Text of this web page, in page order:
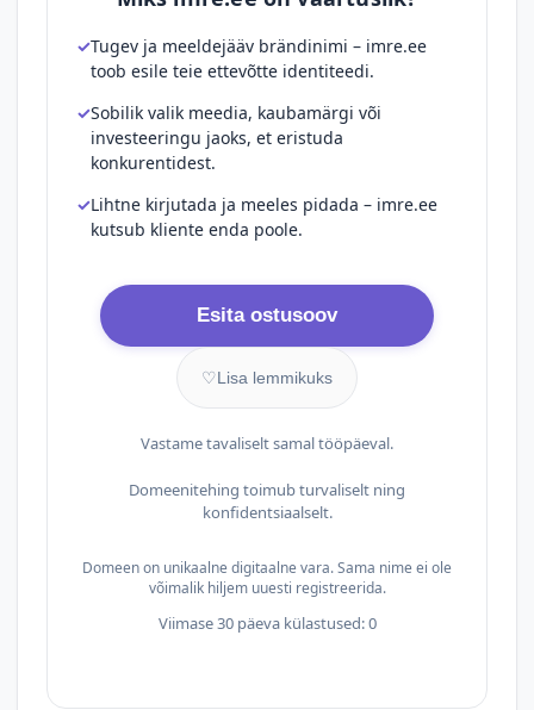
Tugev ja meeldejääv brändinimi – imre.ee
toob esile teie ettevõtte identiteedi.
Sobilik valik meedia, kaubamärgi või
investeeringu jaoks, et eristuda
konkurentidest.
Lihtne kirjutada ja meeles pidada – imre.ee
kutsub kliente enda poole.
Esita ostusoov
♡Lisa lemmikuks
Vastame tavaliselt samal tööpäeval.
Domeenitehing toimub turvaliselt ning
konfidentsiaalselt.
Domeen on unikaalne digitaalne vara. Sama nime ei ole
võimalik hiljem uuesti registreerida.
Viimase 30 päeva külastused: 0